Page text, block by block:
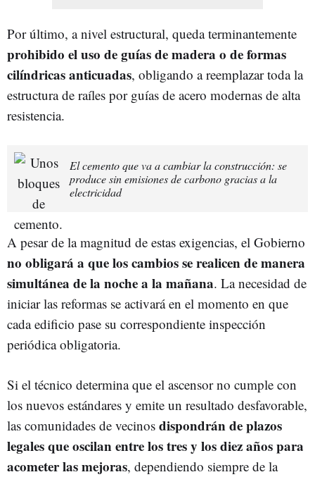
Por último, a nivel estructural, queda terminantemente
prohibido el uso de guías de madera o de formas
cilíndricas anticuadas, obligando a reemplazar toda la
estructura de raíles por guías de acero modernas de alta
resistencia.
El cemento que va a cambiar la construcción: se
produce sin emisiones de carbono gracias a la
electricidad
A pesar de la magnitud de estas exigencias, el Gobierno
no obligará a que los cambios se realicen de manera
simultánea de la noche a la mañana. La necesidad de
iniciar las reformas se activará en el momento en que
cada edificio pase su correspondiente inspección
periódica obligatoria.
Si el técnico determina que el ascensor no cumple con
los nuevos estándares y emite un resultado desfavorable,
las comunidades de vecinos dispondrán de plazos
legales que oscilan entre los tres y los diez años para
acometer las mejoras, dependiendo siempre de la